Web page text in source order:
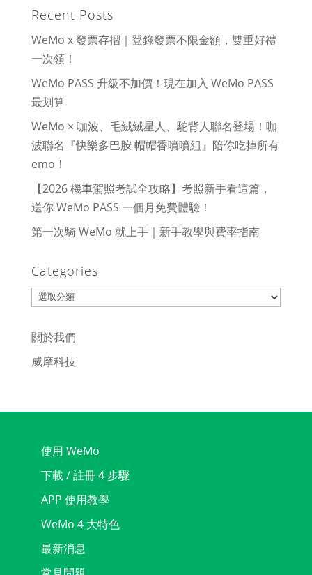
Recent Posts
WeMo x 發票存摺｜登錄發票不限金額，雙重好禮
一次領！
WeMo PASS 升級不加價！現在加入 WeMo PASS
最划算
WeMo × 咖波、毛絨絨星人、駝背人聯名登場！咖
波聯名『快樂多巴胺 帽帽香噴噴組』陪你吃掉所有
emo！
【2026 機車駕照考試全攻略】考照新手看這篇，
送你 WeMo PASS 一個月免費體驗！
第一次騎 WeMo 就上手｜新手教學與費率指南
Categories
Categories
關於我們
威摩科技
使用 WeMo
下載 / 註冊 4 步驟
APP 使用教學
WeMo 4 大特色
最新消息